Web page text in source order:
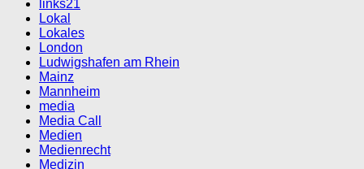
links21
Lokal
Lokales
London
Ludwigshafen am Rhein
Mainz
Mannheim
media
Media Call
Medien
Medienrecht
Medizin